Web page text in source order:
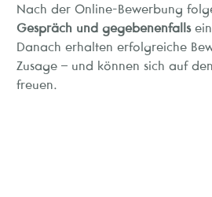
Nach der Online-Bewerbung
Gespräch und gegebenenfallsein
Danach erhalten erfolgreiche
Zusage – und können sich auf
freuen.